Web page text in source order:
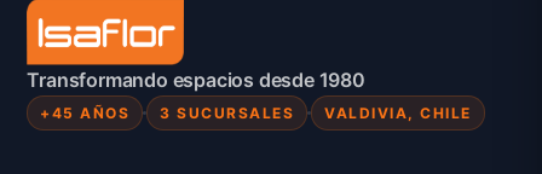
Transformando espacios desde 1980
+45 AÑOS 3 SUCURSALES VALDIVIA, CHILE